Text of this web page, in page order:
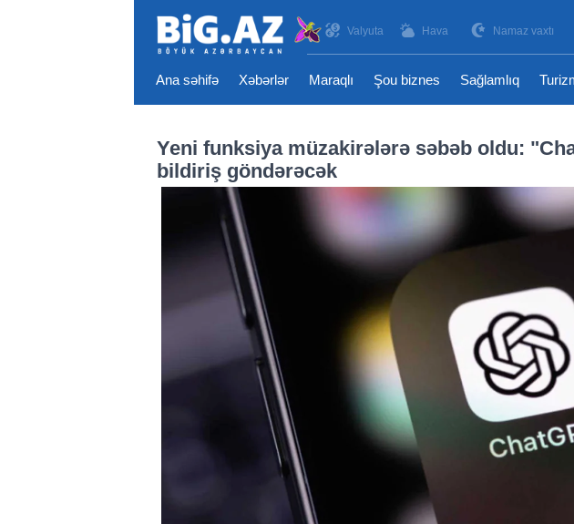
Valyuta Hava Namaz vaxtı
Ana səhifə Xəbərlər Maraqlı Şou biznes Sağlamlıq
Yeni funksiya müzakirələrə səbəb oldu:
bildiriş göndərəcək